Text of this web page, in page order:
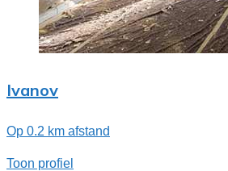
Ivanov
Op 0.2 km afstand
Toon profiel